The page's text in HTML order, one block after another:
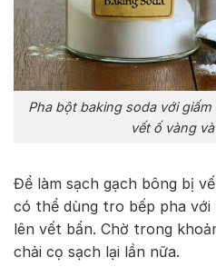
Pha bột baking soda với
vết ố vàng
Để làm sạch gạch bông bị
có thể dùng tro bếp pha
lên vết bẩn. Chờ trong
chải cọ sạch lại lần nữa.